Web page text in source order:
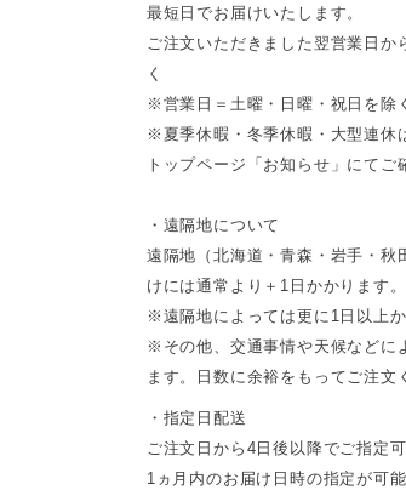
最短日でお届けいたします。
ご注文いただきました翌営業日
く
※営業日＝土曜・日曜・祝日を除
※夏季休暇・冬季休暇・大型連休
トップページ「お知らせ」にてご
・遠隔地について
遠隔地（北海道・青森・岩手・秋
けには通常より＋1日かかります。
※遠隔地によっては更に1日以上
※その他、交通事情や天候などに
ます。日数に余裕をもってご注文
・指定日配送
ご注文日から4日後以降でご指定可
1ヵ月内のお届け日時の指定が可能